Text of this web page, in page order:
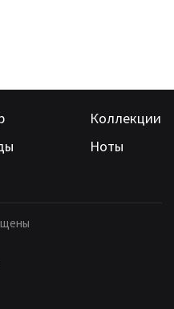
Коллекции
Ноты